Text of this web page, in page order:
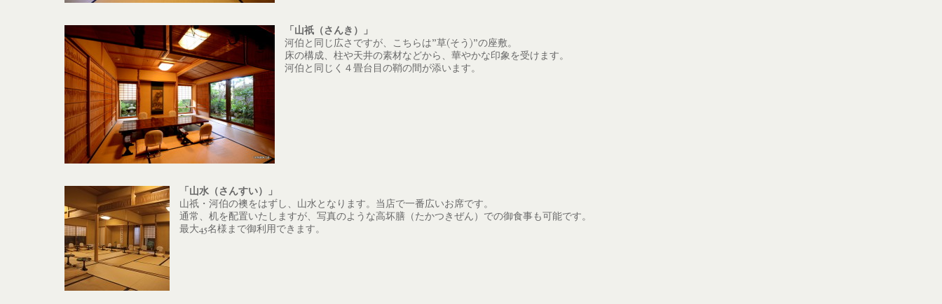
「山祇（さんき）」
河伯と同じ広さですが、こちらは”草(そう)”の座敷。
床の構成、柱や天井の素材などから、華やかな印象を受けます。
河伯と同じく４畳台目の鞘の間が添います。
「山水（さんすい）」
山祇・河伯の襖をはずし、山水となります。当店で一番広いお席です。
通常、机を配置いたしますが、写真のような高坏膳（たかつきぜん）での御食事も可能です。
最大45名様まで御利用できます。